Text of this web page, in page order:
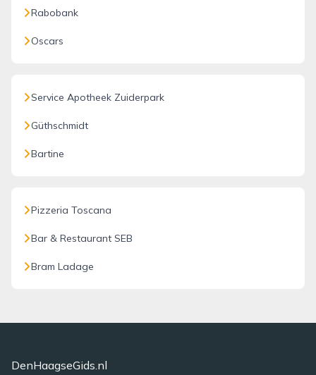
Rabobank
Oscars
Service Apotheek Zuiderpark
Güthschmidt
Bartine
Pizzeria Toscana
Bar & Restaurant SEB
Bram Ladage
DenHaagseGids.nl